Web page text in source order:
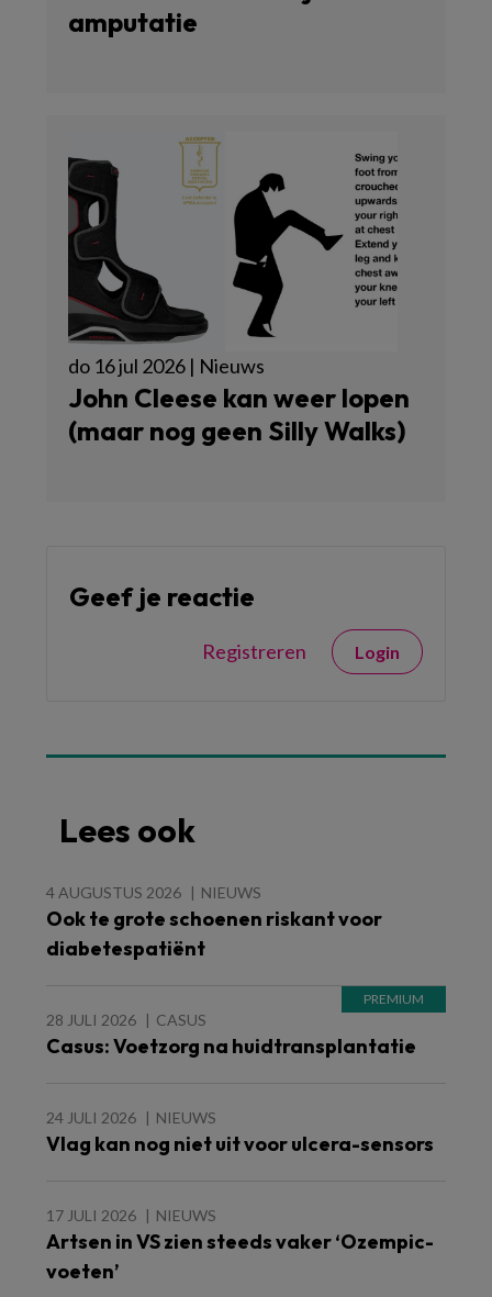
amputatie
do 16 jul 2026 | Nieuws
John Cleese kan weer lopen
(maar nog geen Silly Walks)
Geef je reactie
Registreren Login
Lees ook
4 AUGUSTUS 2026 NIEUWS
Ook te grote schoenen riskant voor
diabetespatiënt
28 JULI 2026 CASUS
Casus: Voetzorg na huidtransplantatie
24 JULI 2026 NIEUWS
Vlag kan nog niet uit voor ulcera-sensors
17 JULI 2026 NIEUWS
Artsen in VS zien steeds vaker ‘Ozempic-
voeten’